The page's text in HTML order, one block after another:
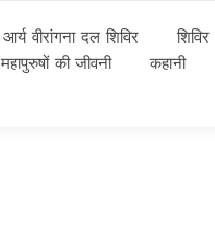
आर्य वीरांगना दल शिविर शिविर
महापुरुषों की जीवनी कहानी